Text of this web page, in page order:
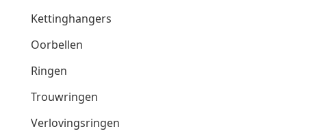
Kettinghangers
Oorbellen
Ringen
Trouwringen
Verlovingsringen